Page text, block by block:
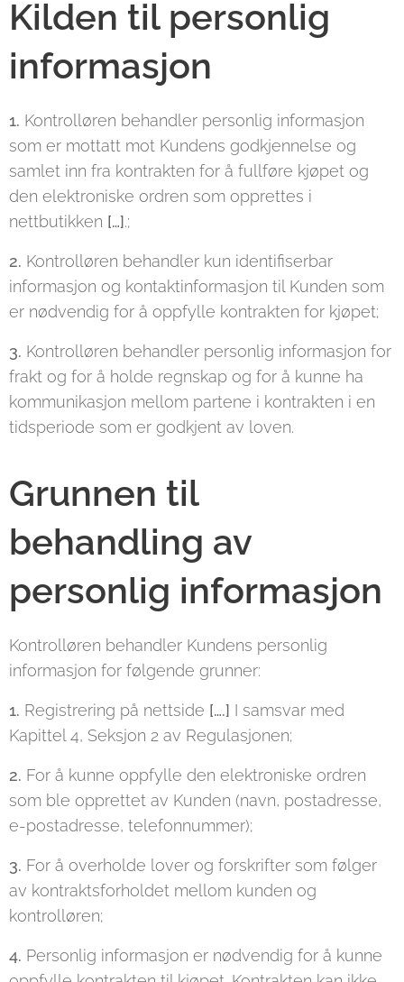
Kilden til personlig
informasjon
1. Kontrolløren behandler personlig informasjon
som er mottatt mot Kundens godkjennelse og
samlet inn fra kontrakten for å fullføre kjøpet og
den elektroniske ordren som opprettes i
nettbutikken […].;
2. Kontrolløren behandler kun identifiserbar
informasjon og kontaktinformasjon til Kunden som
er nødvendig for å oppfylle kontrakten for kjøpet;
3. Kontrolløren behandler personlig informasjon for
frakt og for å holde regnskap og for å kunne ha
kommunikasjon mellom partene i kontrakten i en
tidsperiode som er godkjent av loven.
Grunnen til
behandling av
personlig informasjon
Kontrolløren behandler Kundens personlig
informasjon for følgende grunner:
1. Registrering på nettside [….] I samsvar med
Kapittel 4, Seksjon 2 av Regulasjonen;
2. For å kunne oppfylle den elektroniske ordren
som ble opprettet av Kunden (navn, postadresse,
e-postadresse, telefonnummer);
3. For å overholde lover og forskrifter som følger
av kontraktsforholdet mellom kunden og
kontrolløren;
4. Personlig informasjon er nødvendig for å kunne